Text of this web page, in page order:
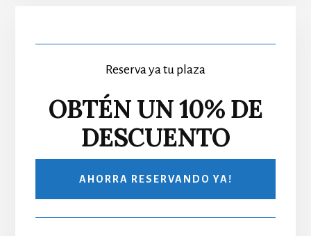
Sidebar
Reserva ya tu plaza
OBTÉN UN 10% DE
DESCUENTO
AHORRA RESERVANDO YA!